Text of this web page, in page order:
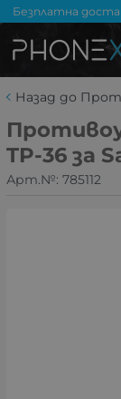
Безплатна
Назад до
TP-36 за
Арт.№: 785112